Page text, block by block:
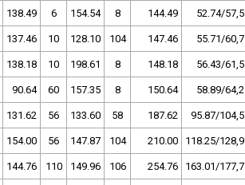
138.49 6 154.54 8 144.49 52.74/57,5
137.46 10 128.10 104 147.46 55.71/60,7
138.18 10 198.61 8 148.18 56.43/61,5
90.64 60 157.35 8 150.64 58.89/64,2
131.62 56 133.60 58 187.62 95.87/104,5
154.00 56 147.87 104 210.00 118.25/128,9
144.76 110 149.96 106 254.76 163.01/177,7